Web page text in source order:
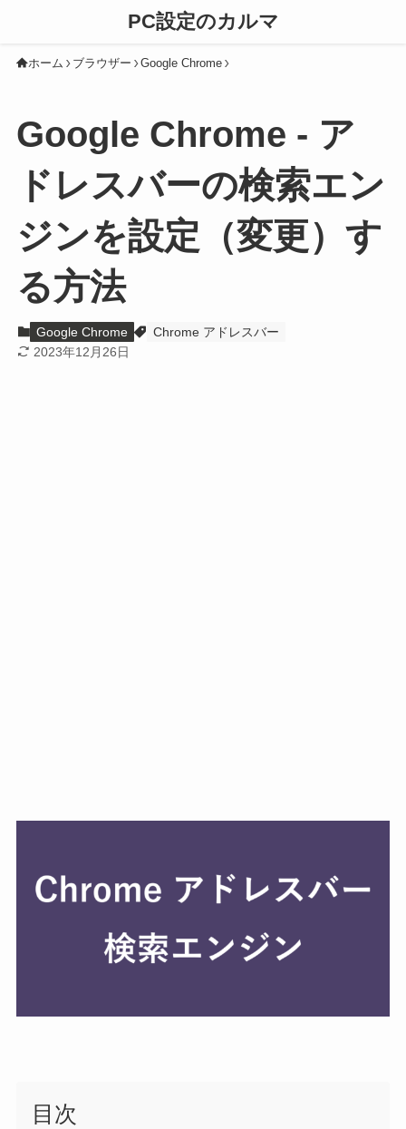
PC設定のカルマ
ホーム ブラウザー Google Chrome
Google Chrome - ア
ドレスバーの検索エン
ジンを設定（変更）す
る方法
Google Chrome
Chrome アドレスバー
2023年12月26日
目次